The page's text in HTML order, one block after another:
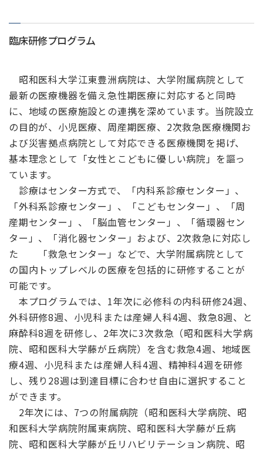
臨床研修プログラム
昭和医科大学江東豊洲病院は、大学附属病院として
最新の医療機器を備え急性期医療に対応すると同時
に、地域の医療施設との連携を深めています。当院設立
の目的が、小児医療、周産期医療、2次救急医療機関お
よび災害拠点病院として対応できる医療機関を掲げ、
基本理念として「女性とこどもに優しい病院」を謳っ
ています。
診療はセンター方式で、「内科系診療センター」、
「外科系診療センター」、「こどもセンター」、「周
産期センター」、「脳血管センター」、「循環器セン
ター」、「消化器センター」および、2次救急に対応し
た 「救急センター」などで、大学附属病院として
の国内トップレベルの医療を包括的に研修することが
可能です。
本プログラムでは、1年次に必修科の内科研修24週、
外科研修8週、小児科または産婦人科4週、救急8週、と
麻酔科8週を研修し、2年次に3次救急（昭和医科大学病
院、昭和医科大学藤が丘病院）を含む救急4週、地域医
療4週、小児科または産婦人科4週、精神科4週を研修
し、残り28週は到達目標に合わせ自由に選択すること
ができます。
2年次には、7つの附属病院（昭和医科大学病院、昭
和医科大学病院附属東病院、昭和医科大学藤が丘病
院、昭和医科大学藤が丘リハビリテーション病院、昭